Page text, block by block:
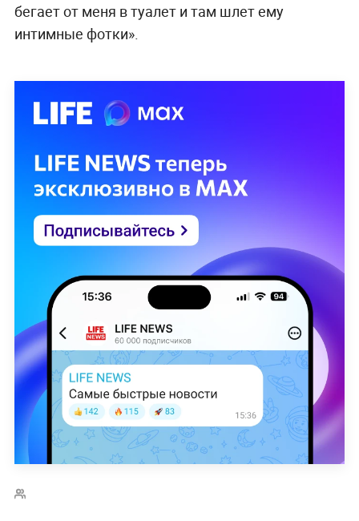
бегает от меня в туалет и там шлет ему
интимные фотки».